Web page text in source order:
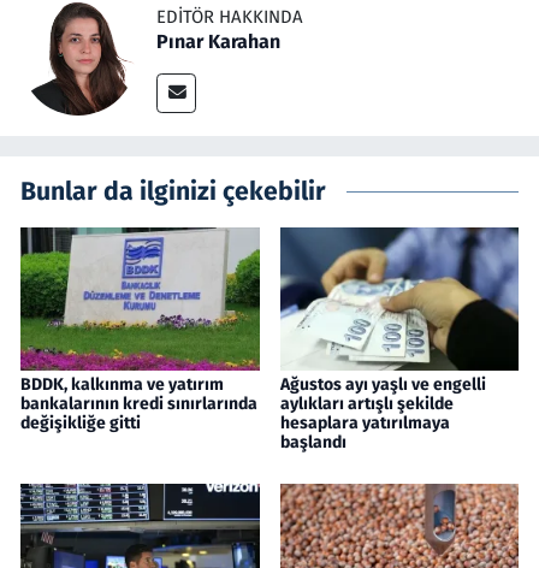
EDITÖR HAKKINDA
Pınar Karahan
Bunlar da ilginizi çekebilir
BDDK, kalkınma ve yatırım
bankalarının kredi sınırlarında
değişikliğe gitti
Ağustos ayı yaşlı ve engelli
aylıkları artışlı şekilde
hesaplara yatırılmaya
başlandı